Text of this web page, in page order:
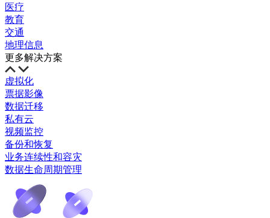
医疗
教育
交通
地理信息
更多解决方案
虚拟化
票据影像
数据迁移
私有云
视频监控
备份和恢复
业务连续性和容灾
数据生命周期管理